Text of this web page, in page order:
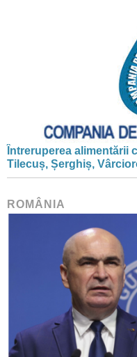
Întreruperea alimentării
Tilecuș, Șerghiș,
ROMÂNIA